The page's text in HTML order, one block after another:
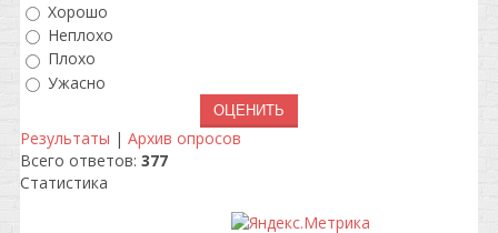
Хорошо
Неплохо
Плохо
Ужасно
Результаты | Архив опросов
Всего ответов: 377
Статистика